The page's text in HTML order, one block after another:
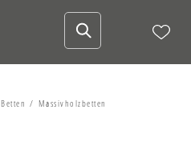
Betten Massivholzbetten